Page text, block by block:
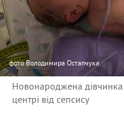
фотоВолодимира Остапчука
Новонароджена
центрі від сепсису